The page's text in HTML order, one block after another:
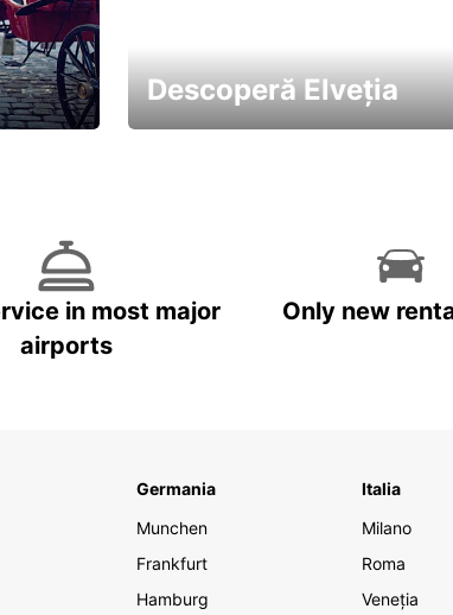
Descoperă Elveția
in most major
airports
Only new
Germania
Munchen
Frankfurt
Hamburg
Italia
Milano
Roma
Veneția